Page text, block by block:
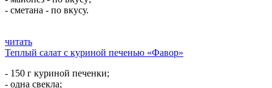
- сметана - по вкусу.
читать
Теплый салат с куриной печенью «Фавор»
- 150 г куриной печенки;
- одна свекла;